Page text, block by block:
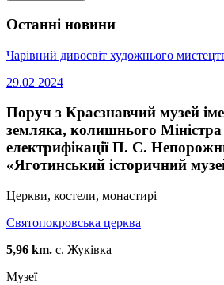
Останні новини
Чарівний дивосвіт художнього
29.02 2024
Поруч з Краєзнавчий музей
земляка, колишнього Міністра
електрифікації П. С.
«Яготинський історичний
Церкви, костели, монастирі
Святопокровська церква
5,96 km. с. Жуківка
Музеї